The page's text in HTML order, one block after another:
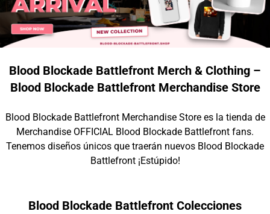
Blood Blockade Battlefront Merch & Clothing –
Blood Blockade Battlefront Merchandise Store
Blood Blockade Battlefront Merchandise Store es la tienda de
Merchandise OFFICIAL Blood Blockade Battlefront fans.
Tenemos diseños únicos que traerán nuevos Blood Blockade
Battlefront ¡Estúpido!
Blood Blockade Battlefront Colecciones